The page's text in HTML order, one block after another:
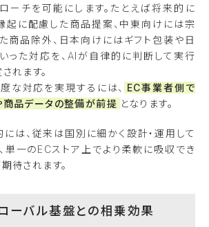
ーチを可能にします。たとえば将来的に
起に配慮した商品提案、中東向けには宗
商品除外、日本向けにはギフト包装や日
った対応を、AIが自律的に判断して実行
れます。
な対応を実現するには、 EC事業者側で
商品データの整備が前提 となります。
には、従来は国別に細かく設計・運用して
単一のECストア上でより柔軟に吸収でき
待されます。
ーバル基盤との相乗効果